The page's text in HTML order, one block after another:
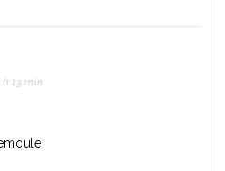
h 13 min